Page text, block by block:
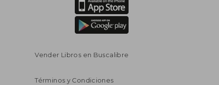
Vender Libros en Buscalibre
Términos y Condiciones